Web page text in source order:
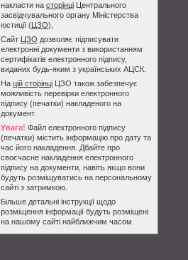
накласти на сторінці Центрального
засвідчувального органу Міністерства
юстиції (ЦЗО),
Сайт ЦЗО дозволяє підписувати
електронні документи з використанням
сертифікатів електронного підпису,
виданих будь-яким з українських АЦСК.
На цій сторінці ЦЗО також забезпечує
можливість перевірки електронного
підпису (печатки) накладеного на
документ.
Увага! Файл електронного підпису
(печатки) містить інформацію про дату та
час його накладення. Дбайте про
своєчасне накладення електронного
підпису на документи, навіть якщо вони
будуть розміщуватись на персональному
сайті з затримкою.
Більше детальні інструкції щодо
розміщення інформації будуть розміщені
на нашому сайті найближчим часом.